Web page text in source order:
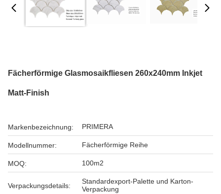
Fächerförmige Glasmosaikfliesen 260x240mm Inkjet
Matt-Finish
Markenbezeichnung: PRIMERA
Modellnummer: Fächerförmige Reihe
MOQ: 100m2
Verpackungsdetails:
Standardexport-Palette und Karton-
Verpackung